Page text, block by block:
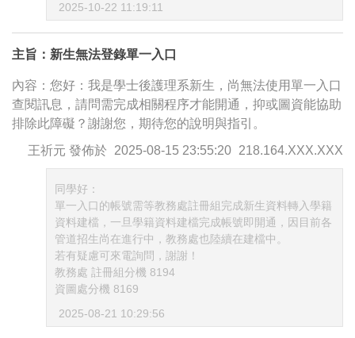
2025-10-22 11:19:11
主旨：新生無法登錄單一入口
內容：您好：我是學士後護理系新生，尚無法使用單一入口
查閱訊息，請問需完成相關程序才能開通，抑或圖資能協助
排除此障礙？謝謝您，期待您的說明與指引。
王祈元 發佈於 2025-08-15 23:55:20 218.164.XXX.XXX
同學好：
單一入口的帳號需等教務處註冊組完成新生資料轉入學籍
資料建檔，一旦學籍資料建檔完成帳號即開通，因目前各
管道招生尚在進行中，教務處也陸續在建檔中。
若有疑慮可來電詢問，謝謝！
教務處 註冊組分機 8194
資圖處分機 8169
2025-08-21 10:29:56